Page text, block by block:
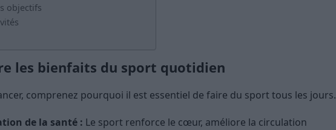
objectifs
les bienfaits du sport quotidien
comprenez pourquoi il est essentiel de faire du sport tous les jours.
de la santé : Le sport renforce le cœur, améliore la circulation